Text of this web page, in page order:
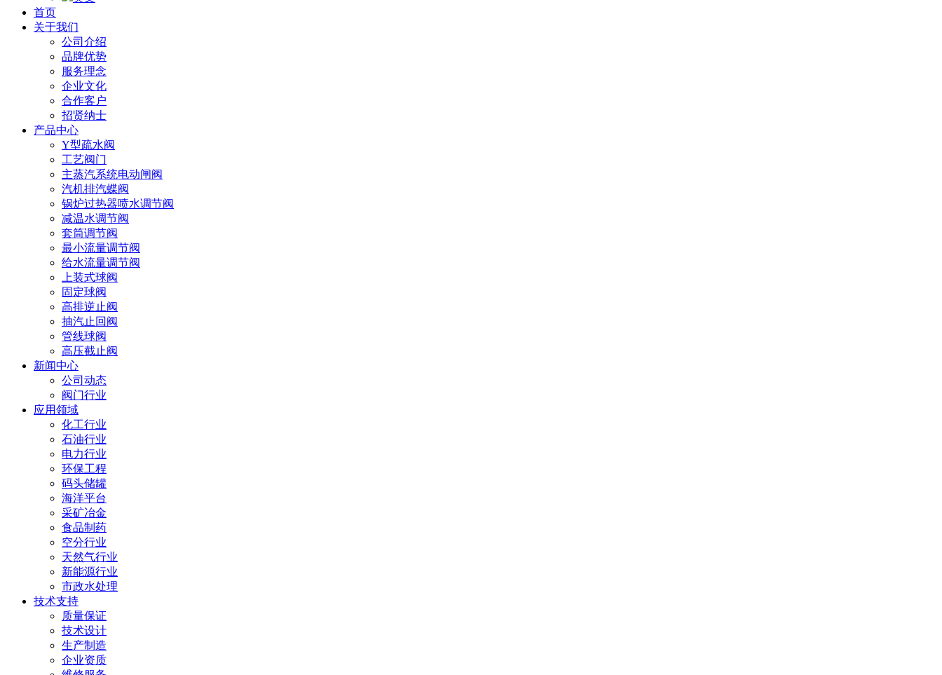
首页
关于我们
公司介绍
品牌优势
服务理念
企业文化
合作客户
招贤纳士
产品中心
Y型疏水阀
工艺阀门
主蒸汽系统电动闸阀
汽机排汽蝶阀
锅炉过热器喷水调节阀
减温水调节阀
套筒调节阀
最小流量调节阀
给水流量调节阀
上装式球阀
固定球阀
高排逆止阀
抽汽止回阀
管线球阀
高压截止阀
新闻中心
公司动态
阀门行业
应用领域
化工行业
石油行业
电力行业
环保工程
码头储罐
海洋平台
采矿冶金
食品制药
空分行业
天然气行业
新能源行业
市政水处理
技术支持
质量保证
技术设计
生产制造
企业资质